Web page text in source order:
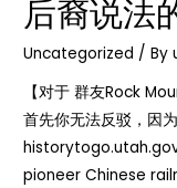
国
华
人
的
影
响
后裔说法
Uncategorized / By
【对于 群友Rock
首先你无法反驳，因
pioneer Chinese